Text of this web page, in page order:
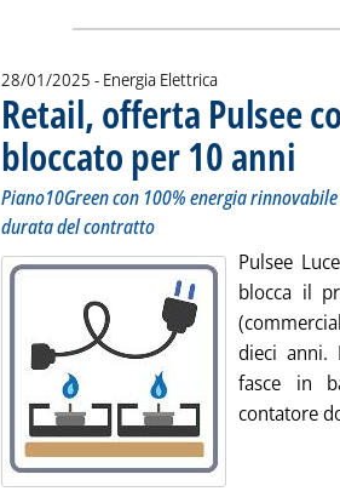
28/01/2025 - Energia Elettrica
Retail, offerta Pulsee
bloccato per 10 anni ..
Piano10Green con 100% energia
durata del contratto
Pulsee
blocca il
dieci anni.
fasce in
contatore